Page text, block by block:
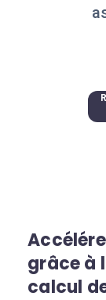
grâce à
calcul